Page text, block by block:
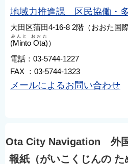
地域力推進課 区民協働・
大田区蒲田4-16-8 2階（おおた国
(Minto Ota)
みんと おおた
）
電話：03-5744-1227
FAX ：03-5744-1323
メールによるお問い合わせ
Ota City Navigation 外
報紙（がいこくじんの た
नेपाली
Filipino